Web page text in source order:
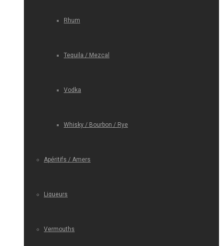
Rhum
Tequila / Mezcal
Vodka
Whisky / Bourbon / Rye
Apéritifs / Amers
Liqueurs
Vermouths